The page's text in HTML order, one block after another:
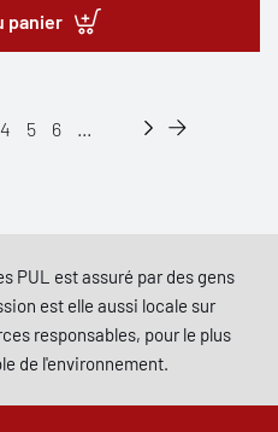
panier
4 5 6 ...
PUL est assuré par des gens
est elle aussi locale sur
responsables, pour le plus
de l'environnement.